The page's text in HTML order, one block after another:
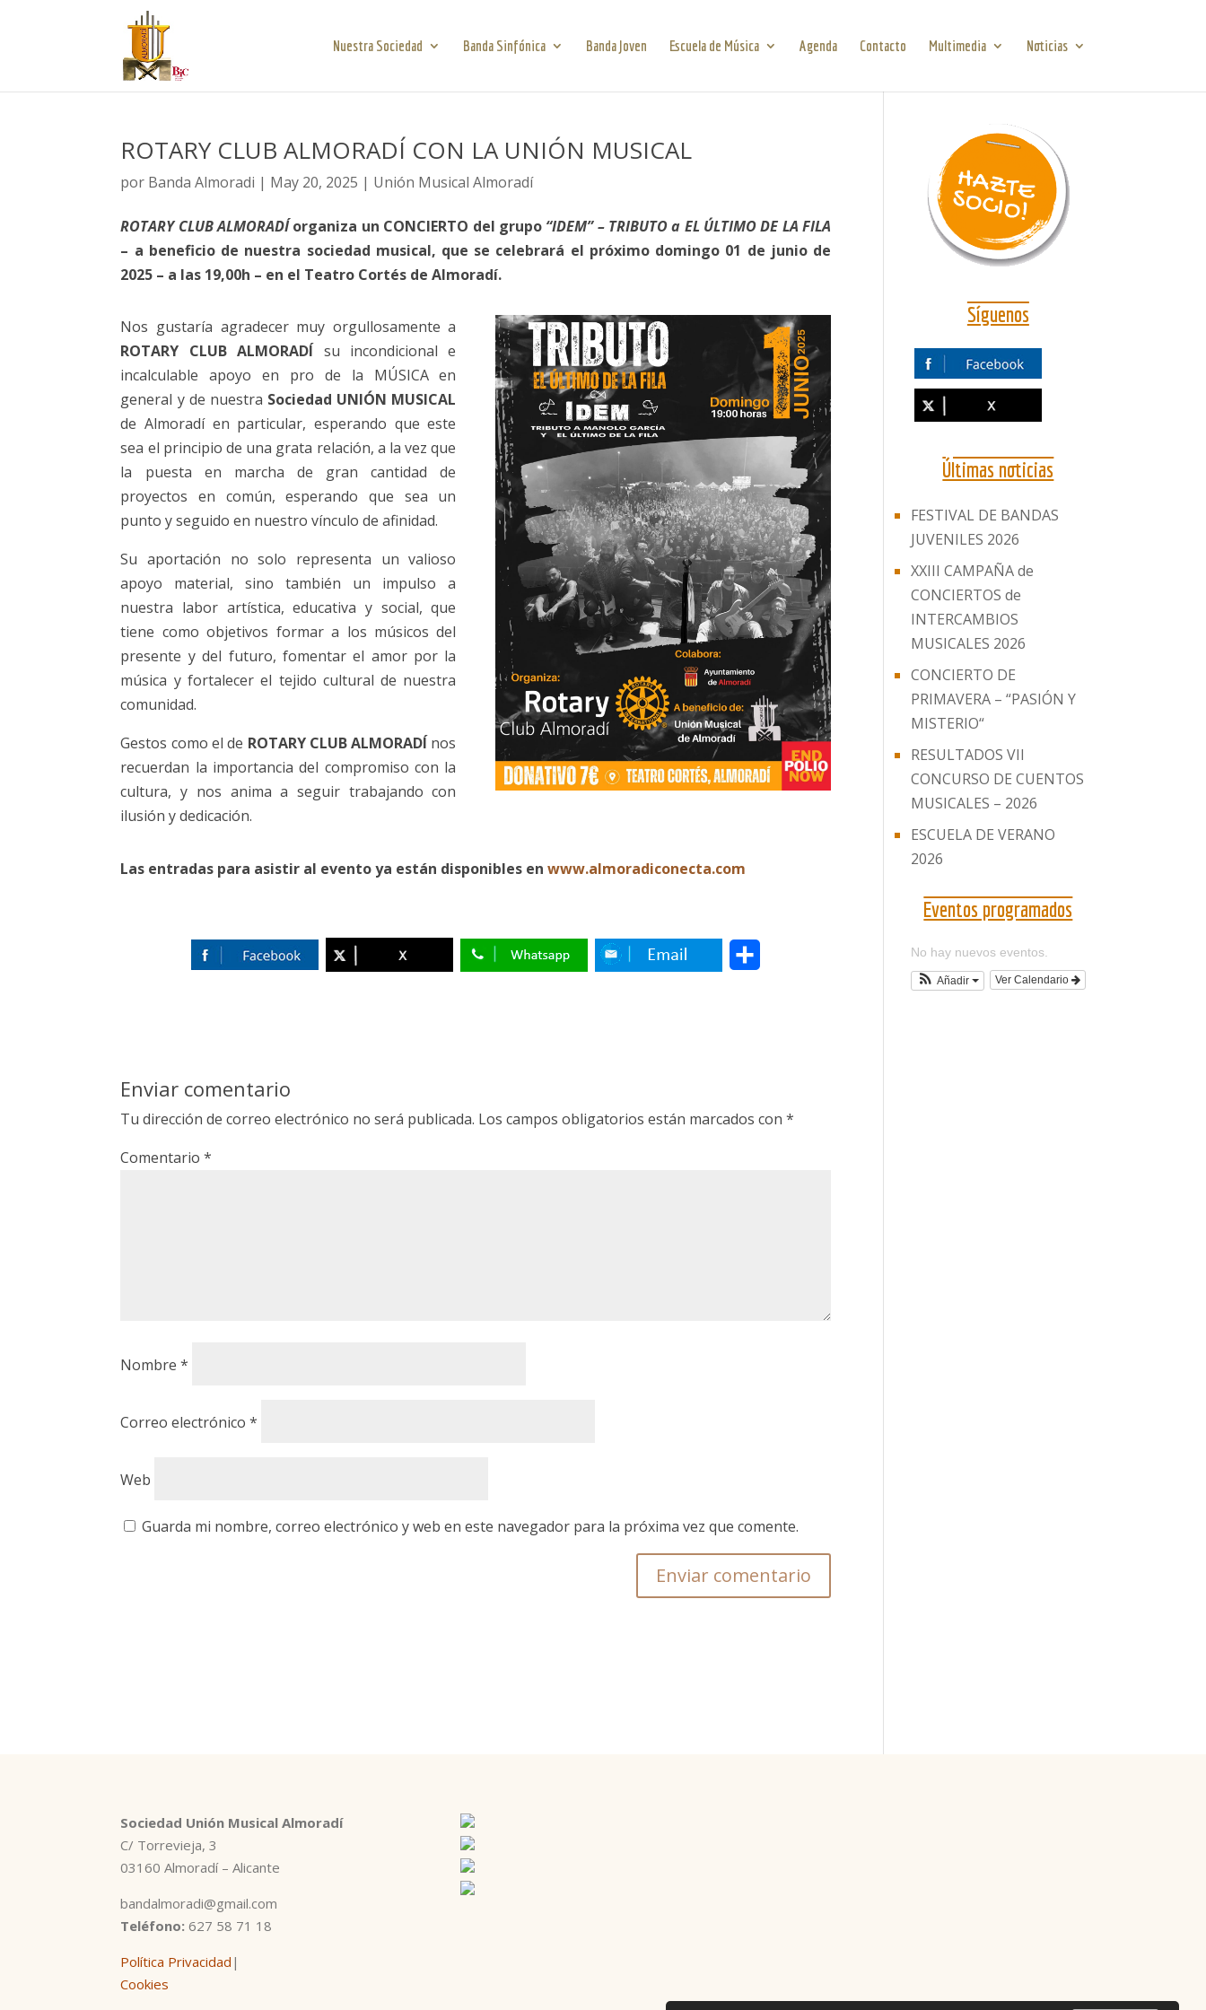
Nuestra Sociedad Banda Sinfónica Banda Joven Escuela de Música Agenda Contacto Multimedia Noticias
ROTARY CLUB ALMORADÍ CON LA UNIÓN MUSICAL
por Banda Almoradi | May 20, 2025 | Unión Musical Almoradí
ROTARY CLUB ALMORADÍorganiza un CONCIERTO del grupo “IDEM” – TRIBUTO a EL ÚLTIMO DE LA FILA
– a beneficio de nuestra sociedad musical, que se celebrará el próximo domingo 01 de junio de
2025 – a las 19,00h – en el Teatro Cortés de Almoradí.
Nos gustaría agradecer muy orgullosamente a
ROTARY CLUB ALMORADÍ su incondicional e
incalculable apoyo en pro de la MÚSICA en
general y de nuestra Sociedad UNIÓN MUSICAL
de Almoradí en particular, esperando que este
sea el principio de una grata relación, a la vez que
la puesta en marcha de gran cantidad de
proyectos en común, esperando que sea un
punto y seguido en nuestro vínculo de afinidad.
Su aportación no solo representa un valioso
apoyo material, sino también un impulso a
nuestra labor artística, educativa y social, que
tiene como objetivos formar a los músicos del
presente y del futuro, fomentar el amor por la
música y fortalecer el tejido cultural de nuestra
comunidad.
Gestos como el de ROTARY CLUB ALMORADÍ nos
recuerdan la importancia del compromiso con la
cultura, y nos anima a seguir trabajando con
ilusión y dedicación.
Las entradas para asistir al evento ya están disponibles en www.almoradiconecta.com
Enviar comentario
Tu dirección de correo electrónico no será publicada. Los campos obligatorios están marcados con*
Comentario*
Nombre*
Correo electrónico*
Web
Guarda mi nombre, correo electrónico y web en este navegador para la próxima vez que comente.
Síguenos
Últimas noticias
FESTIVAL DE BANDAS
JUVENILES 2026
XXIII CAMPAÑA de
CONCIERTOS de
INTERCAMBIOS
MUSICALES 2026
CONCIERTO DE
PRIMAVERA – “PASIÓN Y
MISTERIO“
RESULTADOS VII
CONCURSO DE CUENTOS
MUSICALES – 2026
ESCUELA DE VERANO
2026
Eventos programados
No hay nuevos eventos.
Ver Calendario
Añadir
Sociedad Unión Musical Almoradí
C/ Torrevieja, 3
03160 Almoradí – Alicante
bandalmoradi@gmail.com
Teléfono: 627 58 71 18
Política Privacidad |
Cookies